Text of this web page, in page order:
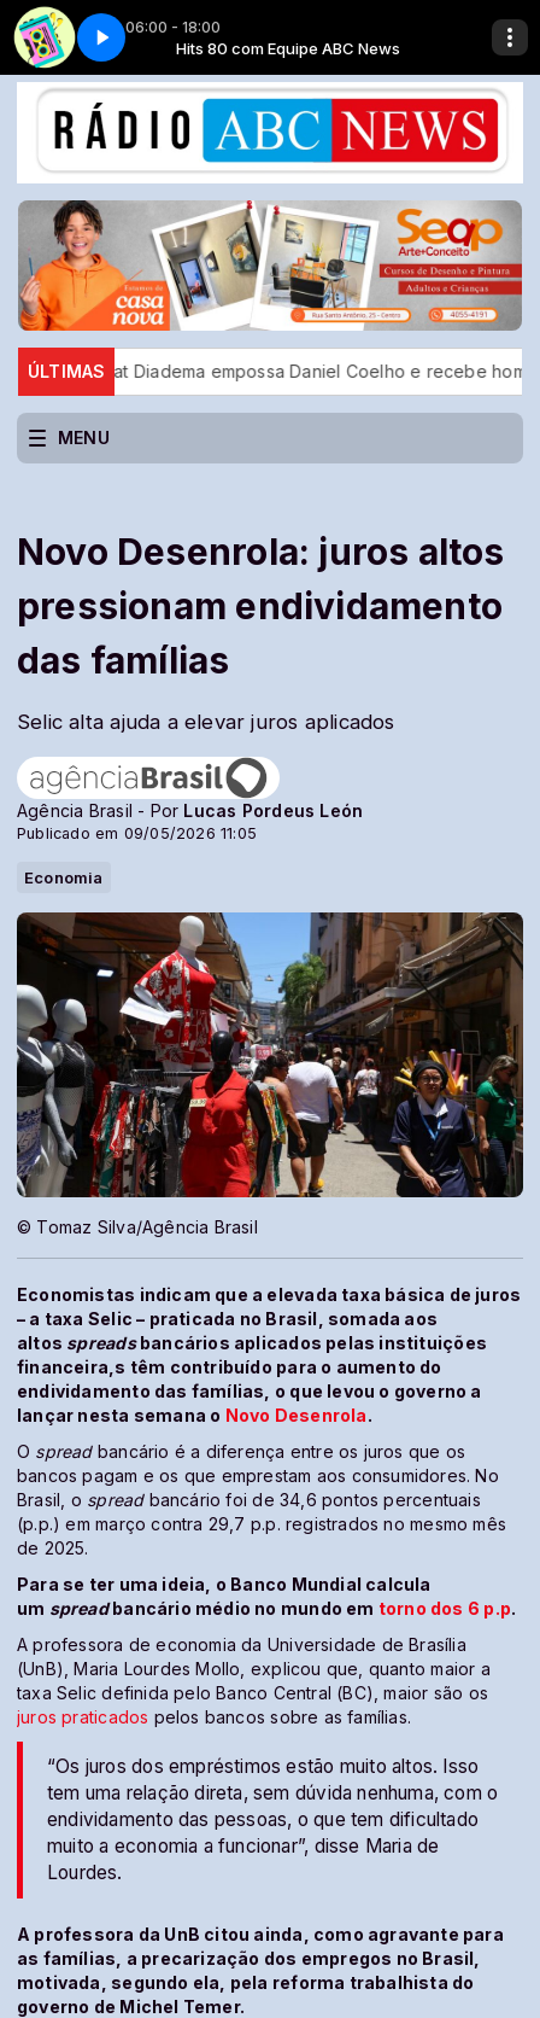
06:00 - 18:00
Hits 80 com Equipe ABC News
Top classic - Parte 7
ÚLTIMAS
Diadema empossa Daniel Coelho e recebe homenagem do
MENU
Novo Desenrola: juros altos
pressionam endividamento
das famílias
Selic alta ajuda a elevar juros aplicados
Agência Brasil - Por Lucas Pordeus León
Publicado em 09/05/2026 11:05
Economia
© Tomaz Silva/Agência Brasil
Economistas indicam que a elevada taxa básica de juros
– a taxa Selic – praticada no Brasil, somada aos
altos spreadsbancários aplicados pelas instituições
financeira,s têm contribuído para o aumento do
endividamento das famílias, o que levou o governo a
lançar nesta semana o Novo Desenrola.
O spreadbancário é a diferença entre os juros que os
bancos pagam e os que emprestam aos consumidores. No
Brasil, o spreadbancário foi de 34,6 pontos percentuais
(p.p.) em março contra 29,7 p.p. registrados no mesmo mês
de 2025.
Para se ter uma ideia, o Banco Mundial calcula
um spreadbancário médio no mundo em torno dos 6 p.p.
A professora de economia da Universidade de Brasília
(UnB), Maria Lourdes Mollo, explicou que, quanto maior a
taxa Selic definida pelo Banco Central (BC), maior são os
juros praticados pelos bancos sobre as famílias.
“Os juros dos empréstimos estão muito altos. Isso
tem uma relação direta, sem dúvida nenhuma, com o
endividamento das pessoas, o que tem dificultado
muito a economia a funcionar”, disse Maria de
Lourdes.
A professora da UnB citou ainda, como agravante para
as famílias, a precarização dos empregos no Brasil,
motivada, segundo ela, pela reforma trabalhista do
governo de Michel Temer.